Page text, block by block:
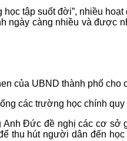
tập suốt đời”, nhiều
càng nhiều và được
của UBND thành phố cho
các trường học chính
Đức đề nghị các cơ sở
thu hút người dân đến